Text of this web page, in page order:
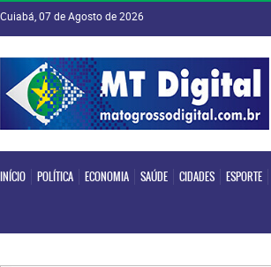
Cuiabá, 07 de Agosto de 2026
INÍCIO POLÍTICA ECONOMIA SAÚDE CIDADES ESPORTE
INÍCIO POLÍTICA ECONOMIA SAÚDE